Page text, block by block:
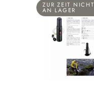
ZUR ZEIT NICHT
AN LAGER